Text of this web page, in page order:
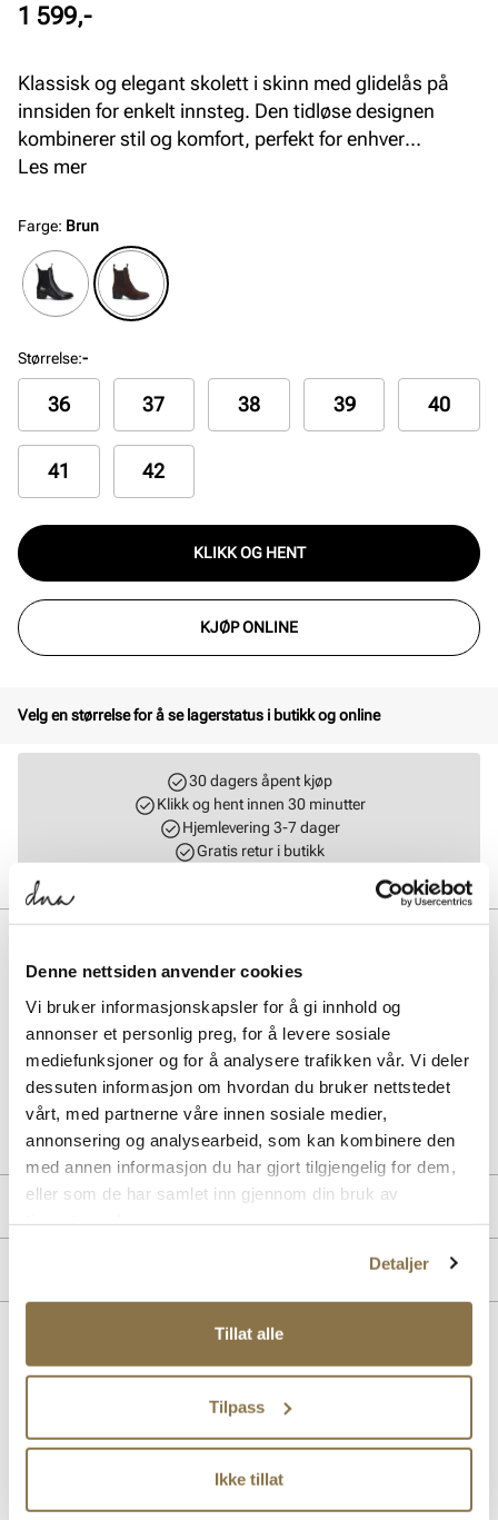
Denne nettsiden anvender cookies
Vi bruker informasjonskapsler for å gi innhold og
annonser et personlig preg, for å levere sosiale
mediefunksjoner og for å analysere trafikken vår. Vi deler
dessuten informasjon om hvordan du bruker nettstedet
vårt, med partnerne våre innen sosiale medier,
annonsering og analysearbeid, som kan kombinere den
med annen informasjon du har gjort tilgjengelig for dem,
eller som de har samlet inn gjennom din bruk av
Detaljer
Tillat alle
Tilpass
Ikke tillat
Pris
1 599,-
Klassisk og elegant skolett i skinn med glidelås på
innsiden for enkelt innsteg. Den tidløse designen
kombinerer stil og komfort, perfekt for enhver
anledning. Med mykt tekstilfòr og innersåle i skinn gir
Les mer
Farge: Brun
Størrelse:-
36 37 38 39 40
41 42
KLIKK OG HENT
KJØP ONLINE
Velg en størrelse for å se lagerstatus i butikk og online
30 dagers åpent kjøp
Klikk og hent innen 30 minutter
Hjemlevering 3-7 dager
Gratis retur i butikk
innsteg. Den tidløse designen kombinerer stil og komfort, perfekt for
enhver anledning. Med mykt tekstilfòr og innersåle i skinn gir den en
komfortabel følelse hele dagen.
Art. nr. 53267017
Lev. art. nr26H1170
PRODUKTDETALJER
Innersåle:Skinn